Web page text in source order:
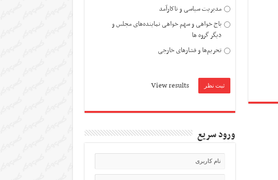
مدیریت سیاسی و ناکارآمد
باج خواهی و سهم خواهی نماینده‌های مجلس و
دیگر گروه ها
تحریم‌ها و فشارهای خارجی
View results
ورود سریع